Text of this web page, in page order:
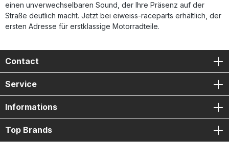
einen unverwechselbaren Sound, der Ihre Präsenz auf der
Straße deutlich macht. Jetzt bei eiweiss-raceparts erhältlich, der
ersten Adresse für erstklassige Motorradteile.
Contact
Service
Informations
Top Brands